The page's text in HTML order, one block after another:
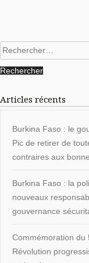
Rechercher :
Articles récents
Burkina Faso : le
Pic de retirer de
contraires aux
Burkina Faso : la
nouveaux
gouvernance
Commémoration du
Révolution